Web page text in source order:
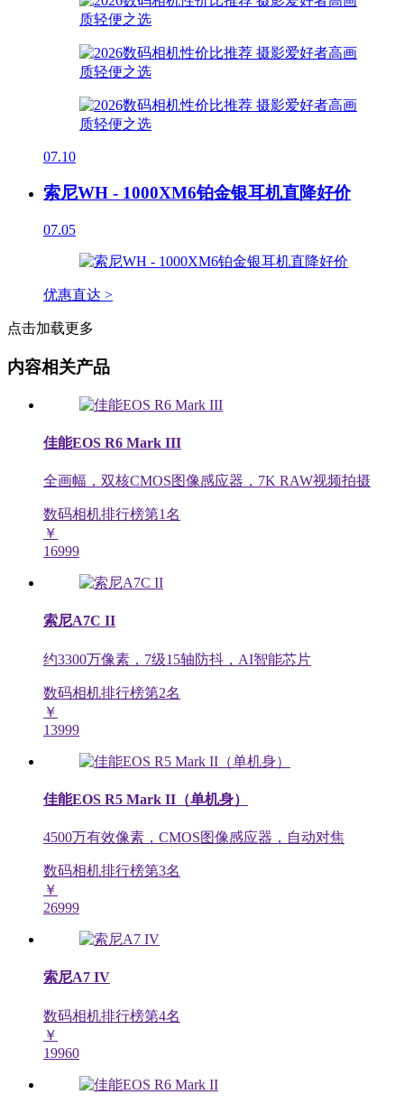
07.10
索尼WH - 1000XM6铂金银耳机直降好价
07.05
优惠直达 >
点击加载更多
内容相关产品
佳能EOS R6 Mark III
全画幅，双核CMOS图像感应器，7K RAW视频拍摄
数码相机排行榜第1名
￥
16999
索尼A7C II
约3300万像素，7级15轴防抖，AI智能芯片
数码相机排行榜第2名
￥
13999
佳能EOS R5 Mark II（单机身）
4500万有效像素，CMOS图像感应器，自动对焦
数码相机排行榜第3名
￥
26999
索尼A7 IV
数码相机排行榜第4名
￥
19960